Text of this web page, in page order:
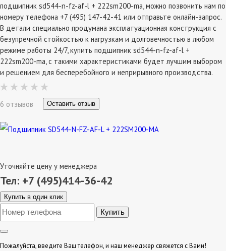
подшипник sd544-n-fz-af-l + 222sm200-ma, можно позвонить нам по
номеру телефона +7 (495) 147-42-41 или отправьте онлайн-запрос.
В детали специально продумана эксплатуационная конструкция с
безупречной стойкостью к нагрузкам и долговечностью в любом
режиме работы 24/7, купить подшипник sd544-n-fz-af-l +
222sm200-ma, с такими характеристиками будет лучшим выбором
и решением для бесперебойного и неприрывного производства.
6 отзывов Оставить отзыв
Уточняйте цену у менеджера
Тел: +7 (495)414-36-42
Купить в один клик
Пожалуйста, введите Ваш телефон, и наш менеджер свяжется с Вами!